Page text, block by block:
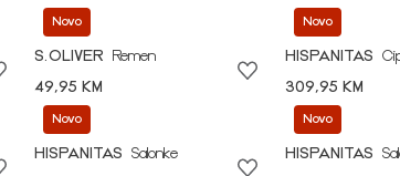
Novo
S.OLIVER
Remen
49,95 KM
Novo
HISPANITAS
309,95 KM
Novo
HISPANITAS
Salonke
Novo
HISPANITAS